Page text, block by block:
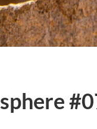
sphere